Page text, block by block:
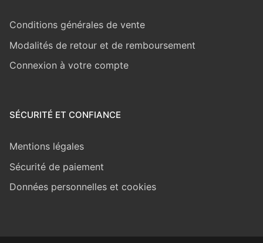
Conditions générales de vente
Modalités de retour et de remboursement
Connexion à votre compte
SÉCURITÉ ET CONFIANCE
Mentions légales
Sécurité de paiement
Données personnelles et cookies